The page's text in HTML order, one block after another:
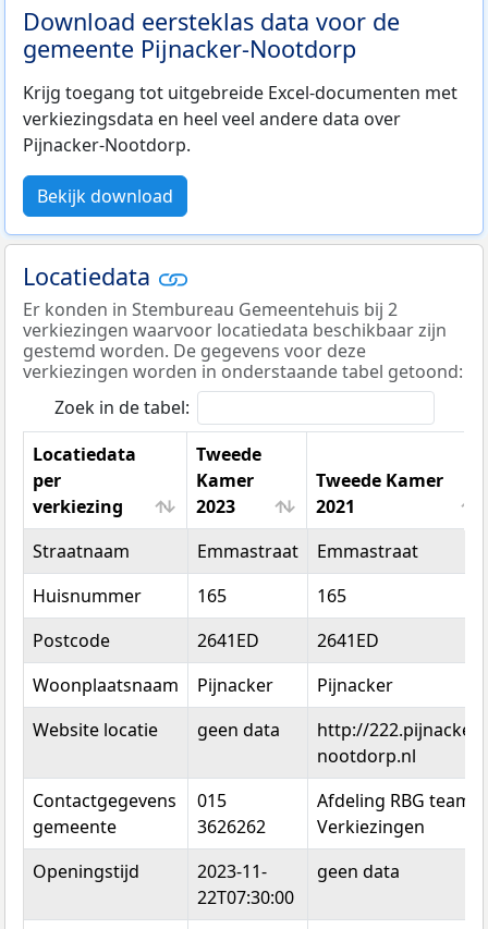
Download eersteklas data voor de
gemeente Pijnacker-Nootdorp
Krijg toegang tot uitgebreide Excel-documenten met
verkiezingsdata en heel veel andere data over
Pijnacker-Nootdorp.
Bekijk download
Locatiedata
Er konden in Stembureau Gemeentehuis bij 2
verkiezingen waarvoor locatiedata beschikbaar zijn
gestemd worden. De gegevens voor deze
verkiezingen worden in onderstaande tabel getoond:
Zoek in de tabel:
Locatiedata
per
verkiezing
Tweede
Kamer
2023
Tweede Kamer
2021
Locatiedata
per
verkiezing
Tweede
Kamer
2023
Tweede Kamer
2021
Straatnaam Emmastraat
Emmastraat
Huisnummer
165
165
Postcode
2641ED
2641ED
Woonplaatsnaam
Pijnacker
Pijnacker
Website locatie
geen data
http://222.pijnacker-
nootdorp.nl
Contactgegevens
gemeente
015
3626262
Afdeling RBG team
Verkiezingen
Openingstijd
2023-11-
22T07:30:00
geen data